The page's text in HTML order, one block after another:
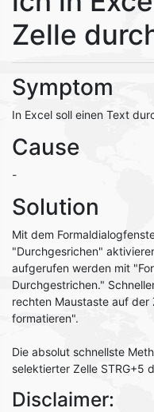
Zelle
Symptom
In Excel soll einen Text
Cause
-
Solution
Mit dem
"Durchgesrichen"
aufgerufen werden mit
Durchgestrichen."
rechten Maustaste auf der
formatieren".
Die absolut schnellste
selektierter Zelle STRG+5
Disclaimer: